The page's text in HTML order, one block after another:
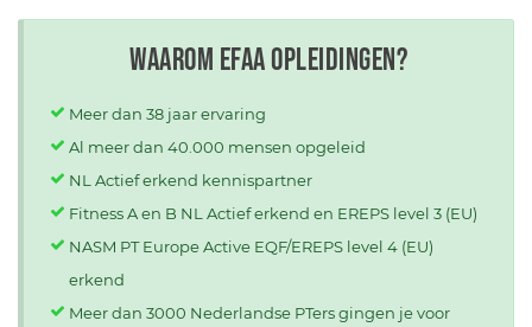
Waarom EFAA opleidingen?
Meer dan 38 jaar ervaring
Al meer dan 40.000 mensen opgeleid
NL Actief erkend kennispartner
Fitness A en B NL Actief erkend en EREPS level 3 (EU)
NASM PT Europe Active EQF/EREPS level 4 (EU)
erkend
Meer dan 3000 Nederlandse PTers gingen je voor